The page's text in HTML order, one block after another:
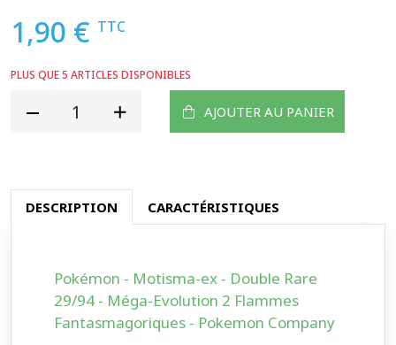
1,90 € TTC
PLUS QUE 5 ARTICLES DISPONIBLES
AJOUTER AU PANIER
DESCRIPTION CARACTÉRISTIQUES
Pokémon - Motisma-ex - Double Rare
29/94 - Méga-Evolution 2 Flammes
Fantasmagoriques - Pokemon Company